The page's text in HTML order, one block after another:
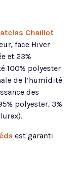
Chaillot
face Hiver
et 23%
100% polyester
de l’humidité
des
polyester, 3%
est garanti